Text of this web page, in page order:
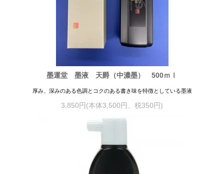
墨運堂 墨液 天爵（中濃墨） 500ｍｌ
厚み、深みのある色調とコクのある書き味を特徴としている墨液
3,850円(本体3,500円、税350円)